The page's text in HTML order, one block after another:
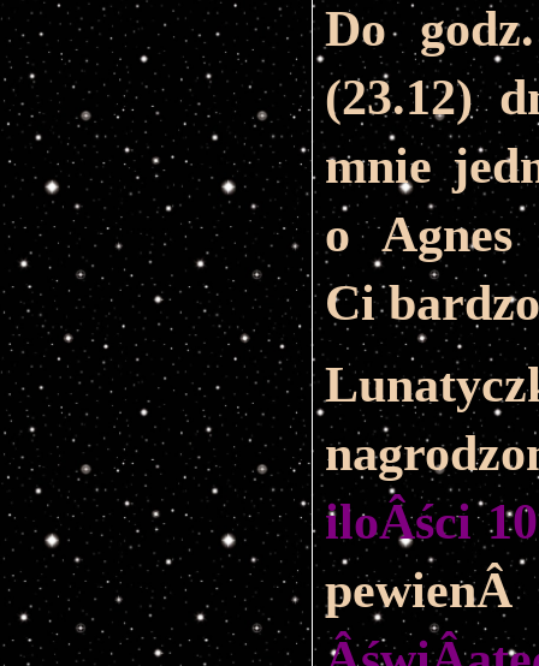
Do
(23.12)
mnie
o Agnes
Ci
iloÂści